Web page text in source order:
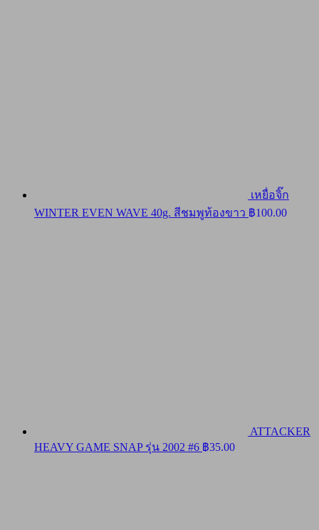
เหยื่อจิ๊ก
WINTER EVEN WAVE 40g. สีชมพูท้องขาว ฿100.00
ATTACKER
HEAVY GAME SNAP รุ่น 2002 #6 ฿35.00